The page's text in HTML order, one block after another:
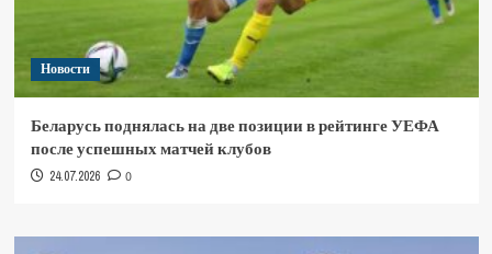
Новости
Беларусь поднялась на две позиции в рейтинге УЕФА
после успешных матчей клубов
24.07.2026 0